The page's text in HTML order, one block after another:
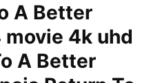
A Better
4k uhd
A Better